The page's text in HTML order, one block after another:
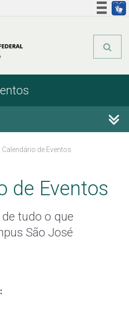
Calendário de Eventos
de Eventos
tudo o que
São José